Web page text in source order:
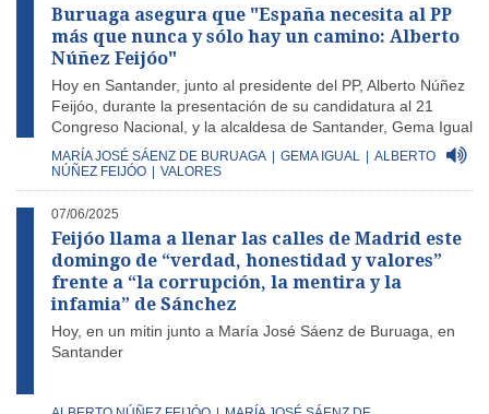
Buruaga asegura que "España necesita al PP
más que nunca y sólo hay un camino: Alberto
Núñez Feijóo"
Hoy en Santander, junto al presidente del PP, Alberto Núñez
Feijóo, durante la presentación de su candidatura al 21
Congreso Nacional, y la alcaldesa de Santander, Gema Igual
MARÍA JOSÉ SÁENZ DE BURUAGA GEMA IGUAL
ALBERTO
NÚÑEZ FEIJÓO
VALORES
07/06/2025
Feijóo llama a llenar las calles de Madrid este
domingo de “verdad, honestidad y valores”
frente a “la corrupción, la mentira y la
infamia” de Sánchez
Hoy, en un mitin junto a María José Sáenz de Buruaga, en
Santander